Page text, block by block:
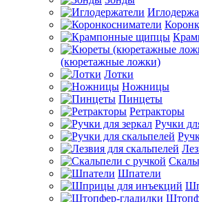
(кюретажные ложки)
Лотки
Ножницы
Пинцеты
Ретракторы
Ручки
Шпатели